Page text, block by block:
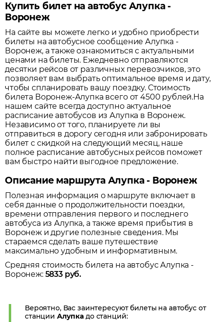
Купить билет на автобус Алупка -
Воронеж
На сайте вы можете легко и удобно приобрести
билеты на автобусное сообщениеАлупка -
Воронеж, а также ознакомиться с актуальными
ценами на билеты. Ежедневно отправляются
десятки рейсов от различных перевозчиков, это
позволяет вам выбрать оптимальное время и дату,
чтобы спланировать вашу поездку. Стоимость
билета Воронеж-Алупка всего от 4500 рублей.На
нашем сайте всегда доступно актуальное
расписание автобусов изАлупка в Воронеж.
Независимо от того, планируете ли вы
отправиться в дорогу сегодня или забронировать
билет с скидкой на следующий месяц, наше
полное расписание автобусных рейсов поможет
вам быстро найти выгодное предложение.
Описание маршрута Алупка - Воронеж
Полезная информация о маршруте включает в
себя данные о продолжительности поездки,
времени отправления первого и последнего
автобуса изАлупка, а также время прибытия в
Воронежи другие полезные сведения. Мы
стараемся сделать ваше путешествие
максимально удобным и информативным.
Средняя стоимость билета на автобусАлупка -
Воронеж: 5833руб.
Вероятно, Вас заинтересуют билеты на автобус от
станции Алупка до станций: